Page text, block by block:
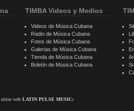
sitios web LATIN PULSE MUSIC:
TIMBA Videos y Medios
Videos de Música Cubana
Radio de Música Cubana
Fotos de Música Cubana
Galerias de Música Cubana
Tienda de Música Cubana
Boletín de Música Cubana